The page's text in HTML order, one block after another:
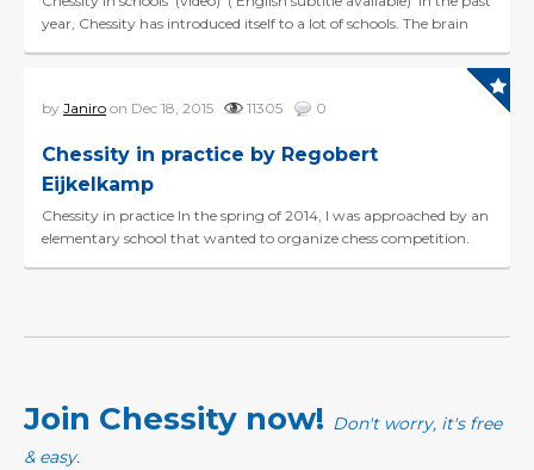
year, Chessity has introduced itself to a lot of schools. The brain
by Janiro on Dec 18, 2015 11305 0
Chessity in practice by Regobert
Eijkelkamp
Chessity in practice In the spring of 2014, I was approached by an
elementary school that wanted to organize chess competition.
Join Chessity now! Don't worry, it's free
& easy.